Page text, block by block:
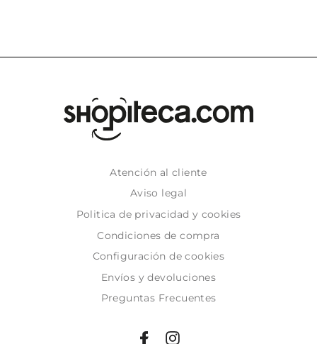
Atención al cliente
Aviso legal
Politica de privacidad y cookies
Condiciones de compra
Configuración de cookies
Envíos y devoluciones
Preguntas Frecuentes